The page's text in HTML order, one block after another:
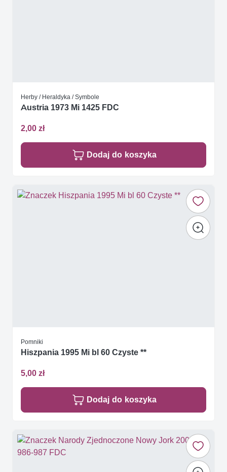
Herby / Heraldyka / Symbole
Austria 1973 Mi 1425 FDC
2,00 zł
Dodaj do koszyka
Pomniki
Hiszpania 1995 Mi bl 60 Czyste **
5,00 zł
Dodaj do koszyka